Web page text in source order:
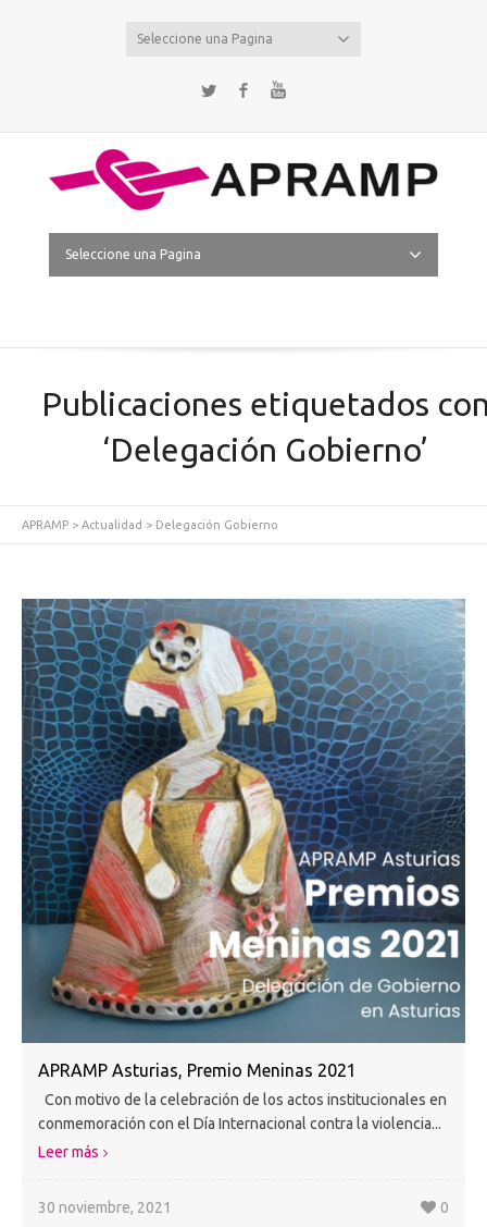
Seleccione una Pagina
Twitter Facebook
Seleccione una Pagina
Publicaciones etiquetados
‘Delegación Gobierno’
APRAMP > Actualidad > Delegación Gobierno
APRAMP Asturias, Premio Meninas 2021
Con motivo de la celebración de los actos institucionales en
conmemoración con el Día Internacional contra la violencia...
Leer más
30 noviembre, 2021 0